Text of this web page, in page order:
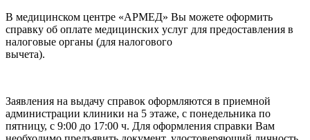
В медицинском центре «АРМЕД» Вы можете оформить
справку об оплате медицинских услуг для предоставления в
налоговые органы (для налогового
вычета).
Заявления на выдачу справок оформляются в приемной
администрации клиники на 5 этаже, с понедельника по
пятницу, с 9:00 до 17:00 ч. Для оформления справки Вам